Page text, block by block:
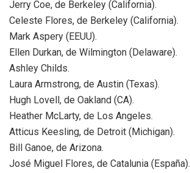
Jerry Coe, de Berkeley (California).
Celeste Flores, de Berkeley (California).
Mark Aspery (EEUU).
Ellen Durkan, de Wilmington (Delaware).
Ashley Childs.
Laura Armstrong, de Austin (Texas).
Hugh Lovell, de Oakland (CA).
Heather McLarty, de Los Angeles.
Atticus Keesling, de Detroit (Michigan).
Bill Ganoe, de Arizona.
José Miguel Flores, de Catalunia (España).